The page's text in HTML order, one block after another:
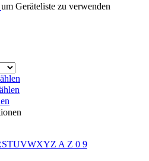
um Geräteliste zu verwenden
STUVWXYZ A Z 0 9